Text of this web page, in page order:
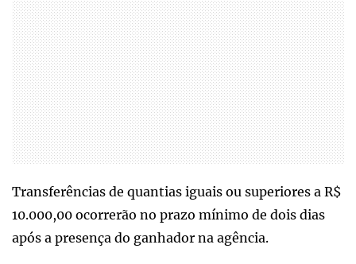
Transferências de quantias iguais ou superiores a R$
10.000,00 ocorrerão no prazo mínimo de dois dias
após a presença do ganhador na agência.